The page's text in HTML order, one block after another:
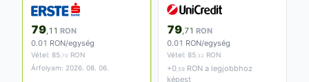
79 ,11 RON
0.01 RON/egység
Vétel: 85 ,70 RON
Árfolyam: 2026. 08. 06.
79 ,71 RON
0.01 RON/egység
Vétel: 85 ,32 RON
+0 ,59 RON a legjobbhoz
képest